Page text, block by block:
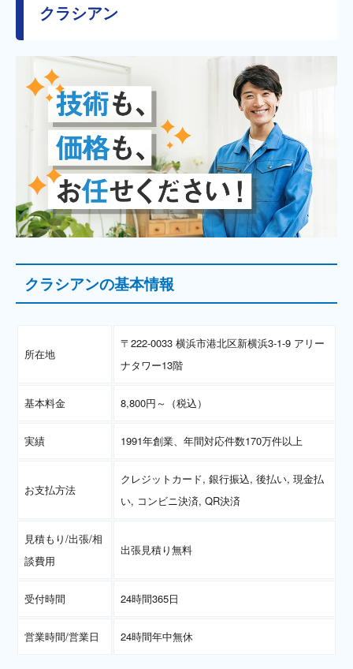
クラシアン
クラシアンの基本情報
所在地
〒222-0033 横浜市港北区新横浜3-1-9 アリー
ナタワー13階
基本料金 8,800円～（税込）
実績 1991年創業、年間対応件数170万件以上
お支払方法
クレジットカード, 銀行振込, 後払い, 現金払
い, コンビニ決済, QR決済
見積もり/出張/相
談費用
出張見積り無料
受付時間 24時間365日
営業時間/営業日 24時間年中無休